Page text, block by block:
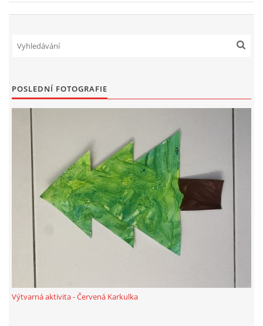
POHYBOVÉ AKTIVITY NA TÉMA PODZIM
PÍSNĚ K TÉMATU ZIMA
BÁSNĚ K TÉMATU ZIMA
POHYBOVÉ AKTIVITY NA TÉMA ZIMA
VZDĚLÁVACÍ PLÁN OD ZÁŘÍ DO ČERVNA
TÝDENNÍ PLÁNY
POSLEDNÍ FOTOGRAFIE
Výtvarná aktivita - Červená Karkulka